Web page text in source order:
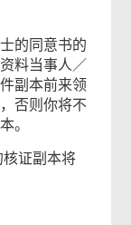
的同意书的
料当事人／
副本前来领
否则你将不
。
证副本将